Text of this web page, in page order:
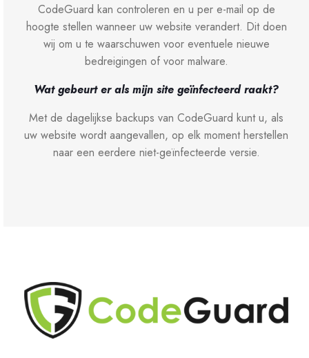
CodeGuard kan controleren en u per e-mail op de
hoogte stellen wanneer uw website verandert. Dit doen
wij om u te waarschuwen voor eventuele nieuwe
bedreigingen of voor malware.
Wat gebeurt er als mijn site geïnfecteerd raakt?
Met de dagelijkse backups van CodeGuard kunt u, als
uw website wordt aangevallen, op elk moment herstellen
naar een eerdere niet-geïnfecteerde versie.